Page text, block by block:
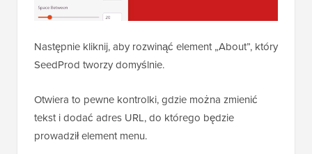
Następnie kliknij, aby rozwinąć element „About”, który
SeedProd tworzy domyślnie.
Otwiera to pewne kontrolki, gdzie można zmienić
tekst i dodać adres URL, do którego będzie
prowadził element menu.